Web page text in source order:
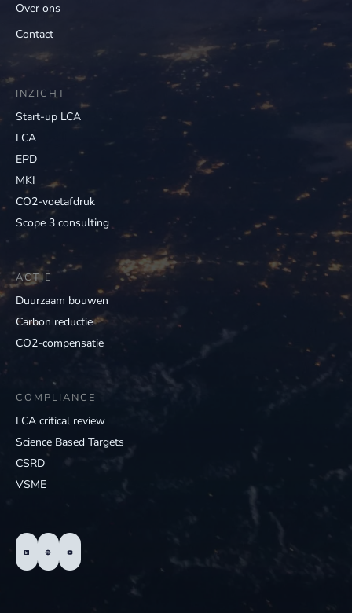
Over ons
Contact
INZICHT
Start-up LCA
LCA
EPD
MKI
CO2-voetafdruk
Scope 3 consulting
ACTIE
Duurzaam bouwen
Carbon reductie
CO2-compensatie
COMPLIANCE
LCA critical review
Science Based Targets
CSRD
VSME